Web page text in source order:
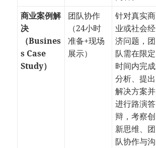
商业案例解
决
（Busines
s Case
Study）
团队协作
（24小时
准备+现场
展示）
针对真实商
业或社会经
济问题，团
队需在限定
时间内完成
分析、提出
解决方案并
进行路演答
辩，考察创
新思维、团
队协作与沟